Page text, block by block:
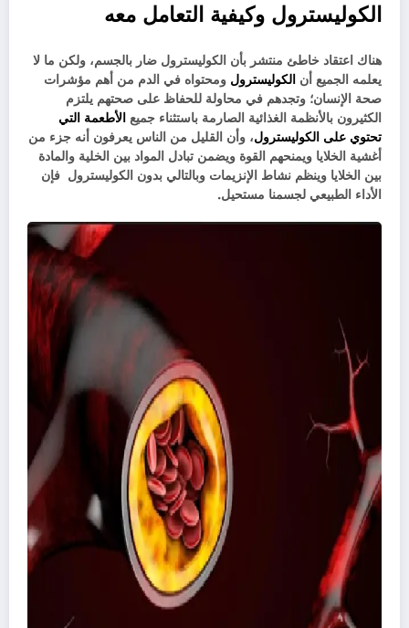
الكوليسترول وكيفية التعامل معه
هناك اعتقاد خاطئ منتشر بأن الكوليسترول ضار بالجسم، ولكن ما لا
يعلمه الجميع أن الكوليسترول ومحتواه في الدم من أهم مؤشرات
صحة الإنسان؛ وتجدهم في محاولة للحفاظ على صحتهم يلتزم
الكثيرون بالأنظمة الغذائية الصارمة باستثناء جميع الأطعمة التي
تحتوي على الكوليسترول، وأن القليل من الناس يعرفون أنه جزء من
أغشية الخلايا ويمنحهم القوة ويضمن تبادل المواد بين الخلية والمادة
بين الخلايا وينظم نشاط الإنزيمات وبالتالي بدون الكوليسترول فإن
الأداء الطبيعي لجسمنا مستحيل.